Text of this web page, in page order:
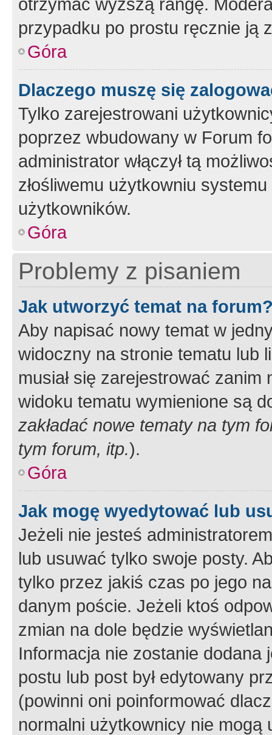
przypadku po prostu ręcznie ją
Góra
Dlaczego muszę się
Tylko zarejestrowani
poprzez wbudowany w Forum
administrator włączył tą
złośliwemu użytkowniu
użytkowników.
Góra
Problemy z pisaniem
Jak utworzyć temat na
Aby napisać nowy temat w
widoczny na stronie tematu lub
musiał się zarejestrować
widoku tematu wymienione są
zakładać nowe tematy na tym
tym forum, itp.).
Góra
Jak mogę wyedytować lub
Jeżeli nie jesteś
lub usuwać tylko swoje posty.
tylko przez jakiś czas po jego
danym poście. Jeżeli ktoś
zmian na dole będzie
Informacja nie zostanie dodana
postu lub post był edytowany
(powinni oni poinformować
normalni użytkownicy nie